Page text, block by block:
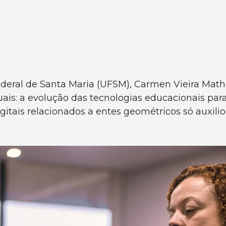
de Santa Maria (UFSM), Carmen Vieira
a evolução das tecnologias educacionais
relacionados a entes geométricos só